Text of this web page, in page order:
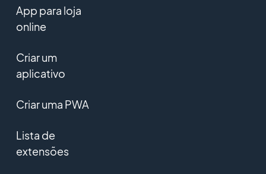
App para loja
online
Criar um
aplicativo
Criar uma PWA
Lista de
extensões